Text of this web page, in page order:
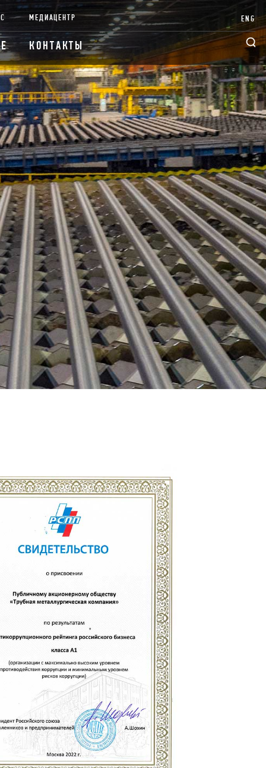
МЕДИАЦЕНТР
КОНТАКТЫ
ENG